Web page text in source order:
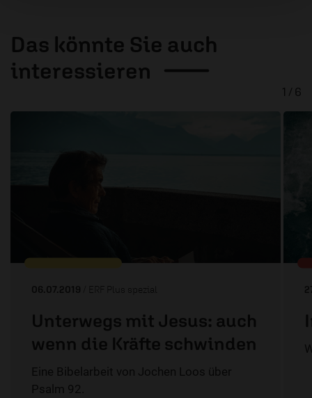
Das könnte Sie auch
interessieren
06.07.2019 / ERF Plus spezial
Unterwegs mit Jesus: auch
wenn die Kräfte schwinden
Eine Bibelarbeit von Jochen Loos über
Psalm 92.
1 / 6